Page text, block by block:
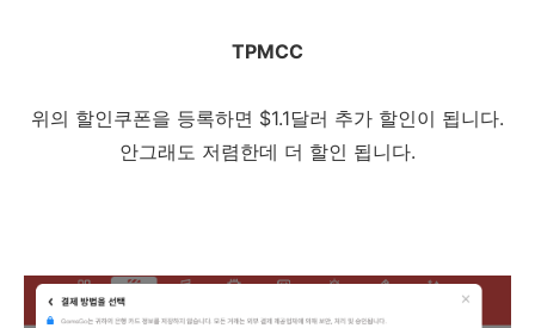
TPMCC
위의 할인쿠폰을 등록하면 $1.1달러 추가 할인이 됩니다.
안그래도 저렴한데 더 할인 됩니다.